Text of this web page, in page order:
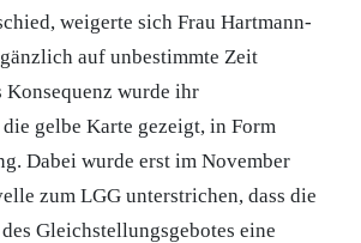
weigerte sich Frau Hartmann-
auf unbestimmte Zeit
wurde ihr
gelbe Karte gezeigt, in Form
Dabei wurde erst im November
zum LGG unterstrichen, dass die
Gleichstellungsgebotes eine